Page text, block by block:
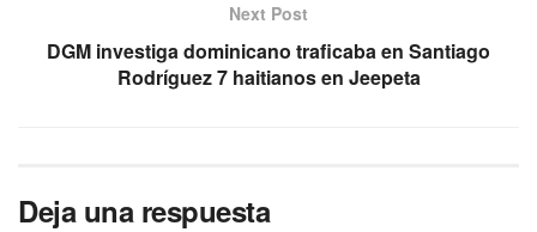
Next Post
DGM investiga dominicano traficaba en Santiago
Rodríguez 7 haitianos en Jeepeta
Deja una respuesta